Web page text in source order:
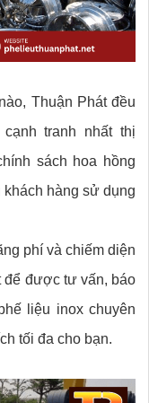
nào, Thuận Phát đều
tranh nhất thị
sách hoa hồng
hàng sử dụng
phí và chiếm diện
để được tư vấn, báo
liệu inox chuyên
tối đa cho bạn.